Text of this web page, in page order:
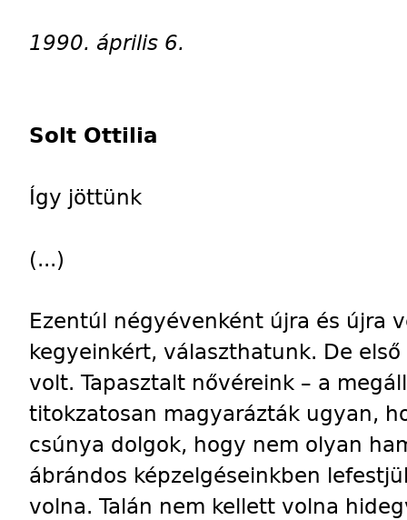
1990. április 6.
Solt Ottilia
Így jöttünk
(...)
Ezentúl négyévenként újra és újra
kegyeinkért, választhatunk. De
volt. Tapasztalt nővéreink – a
titokzatosan magyarázták ugyan,
csúnya dolgok, hogy nem olyan
ábrándos képzelgéseinkben
volna. Talán nem kellett volna